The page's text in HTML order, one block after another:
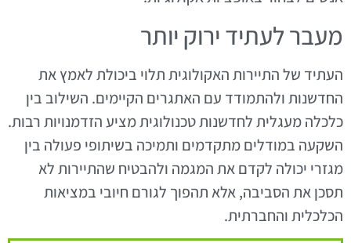
מעבר לעתיד ירוק יותר
העתיד של התיירות האקולוגית תלוי ביכולת לאמץ את
החדשנות ולהתמודד עם האתגרים הקיימים. השילוב בין
כלכלה מעגלית לחדשנות טכנולוגית מציע הזדמנויות רבות.
השקעה במודלים מתקדמים ותמיכה בשיתופי פעולה בין
מגזרי יכולה לקדם את המגמה ולהבטיח שהתיירות לא
תסכן את הסביבה, אלא תהפוך לגורם חיובי במציאות
הכלכלית והחברתית.